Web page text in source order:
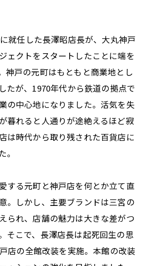
就任した長澤昭店長が、大丸神戸
ェクトをスタートしたことに端を
神戸の元町はもともと商業地とし
たが、1970年代から鉄道の拠点で
の中心地になりました。活気を失
暮れると人通りが途絶えるほど寂
は時代から取り残された百貨店に
。
する元町と神戸店を何とか立て直
。しかし、主要ブランドは三宮の
られ、店舗の魅力は大きな差がつ
そこで、長澤店長は起死回生の思
店の全館改装を実施。本館の改装